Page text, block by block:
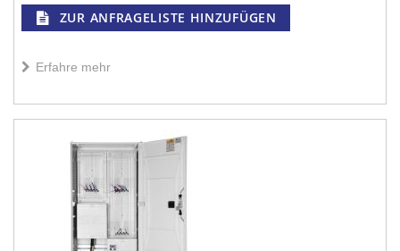
ZUR ANFRAGELISTE HINZUFÜGEN
Erfahre mehr